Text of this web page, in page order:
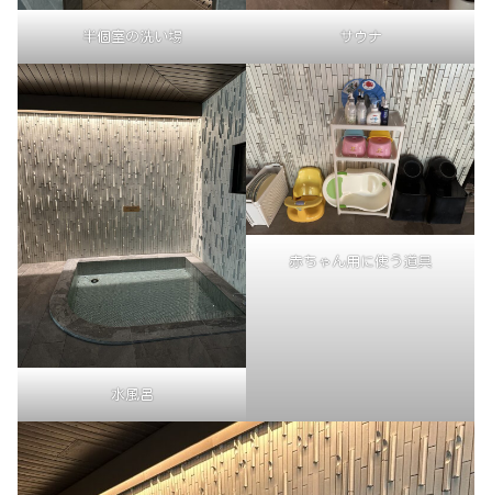
半個室の洗い場 サウナ
水風呂
赤ちゃん用に使う道具